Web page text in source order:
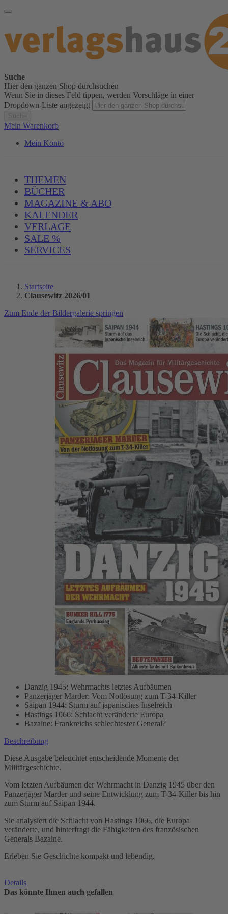
Suche
Hier den ganzen Shop durchsuchen
Wenn Sie in dieses Feld tippen, werden Vorschläge in einer
Dropdown-Liste angezeigt
Mein Warenkorb
Mein Konto
THEMEN
BÜCHER
MAGAZINE & ABO
KALENDER
VERLAGE
SALE %
SERVICES
Startseite
Clausewitz 2026/01
Zum Ende der Bildergalerie springen
Zum Anfang der Bildergalerie springen
Clausewitz 2026/01
7,50 € Sofort lieferbar Digital 6,99 € Sofort
Zum Warenkorb hinzufügen
Zur Wunschliste hinzufügen
Danzig 1945: Wehrmachts letztes Aufbäumen
Panzerjäger Marder: Vom Notlösung zum T-34-Killer
Saipan 1944: Sturm auf japanisches Inselreich
Hastings 1066: Schlacht veränderte Europa
Bazaine: Frankreichs schlechtester General?
Beschreibung
Diese Ausgabe beleuchtet entscheidende Momente der
Militärgeschichte.
Vom letzten Aufbäumen der Wehrmacht in Danzig 1945 über den
Panzerjäger Marder und seine Entwicklung zum T-34-Killer bis hin
zum Sturm auf Saipan 1944.
Sie analysiert die Schlacht von Hastings 1066, die Europa
veränderte, und hinterfragt die Fähigkeiten des französischen
Generals Bazaine.
Erleben Sie Geschichte kompakt und lebendig.
Details
Das könnte Ihnen auch gefallen